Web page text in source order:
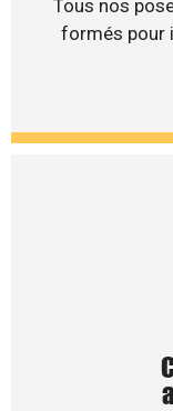
Tous nos
formés pour